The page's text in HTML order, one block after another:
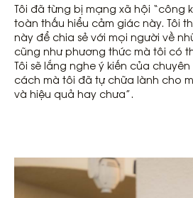
Tôi đã từng bị mạng xã hội “công
toàn thấu hiểu cảm giác này. Tôi
này để chia sẻ với mọi người về
cũng như phương thức mà tôi có
Tôi sẽ lắng nghe ý kiến của
cách mà tôi đã tự chữa lành cho
và hiệu quả hay chưa”.